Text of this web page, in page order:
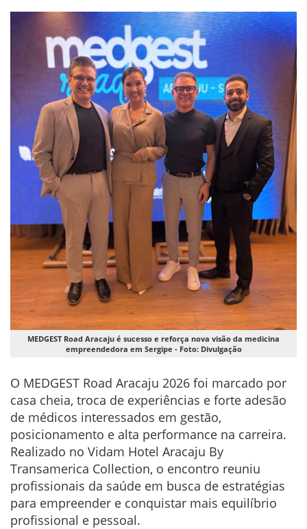
MEDGEST Road Aracaju é sucesso e reforça nova visão da medicina
empreendedora em Sergipe - Foto: Divulgação
O MEDGEST Road Aracaju 2026 foi marcado por
casa cheia, troca de experiências e forte adesão
de médicos interessados em gestão,
posicionamento e alta performance na carreira.
Realizado no Vidam Hotel Aracaju By
Transamerica Collection, o encontro reuniu
profissionais da saúde em busca de estratégias
para empreender e conquistar mais equilíbrio
profissional e pessoal.